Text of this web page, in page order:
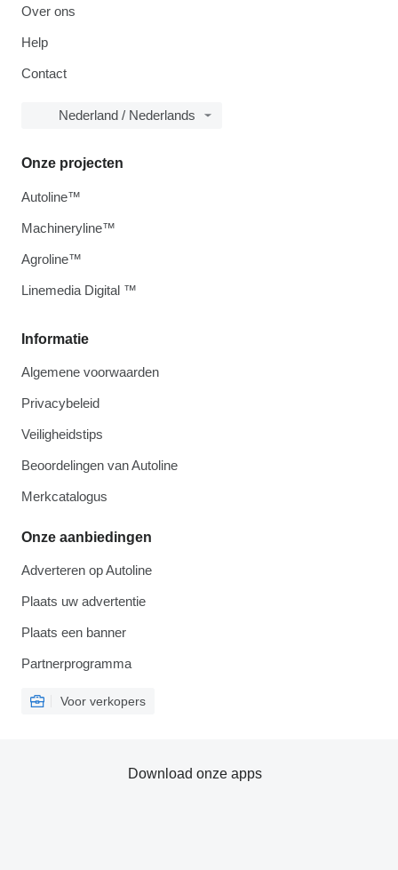
Over ons
Help
Contact
Nederland / Nederlands
Informatie
Algemene voorwaarden
Privacybeleid
Veiligheidstips
Beoordelingen van Autoline
Merkcatalogus
Onze aanbiedingen
Adverteren op Autoline
Plaats uw advertentie
Plaats een banner
Partnerprogramma
Voor verkopers
Onze projecten
Autoline™
Machineryline™
Agroline™
Linemedia Digital ™
Download onze apps